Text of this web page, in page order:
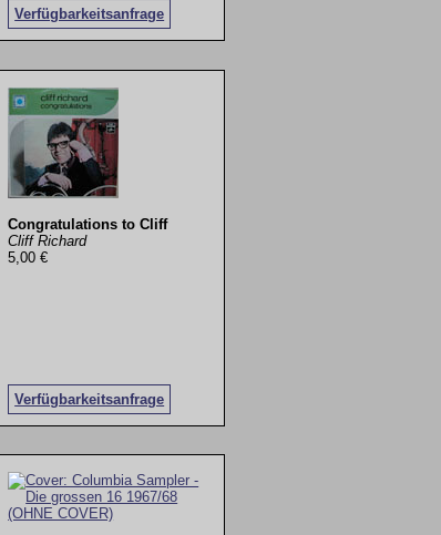
Verfügbarkeitsanfrage
Congratulations to Cliff
Cliff Richard
5,00 €
Verfügbarkeitsanfrage